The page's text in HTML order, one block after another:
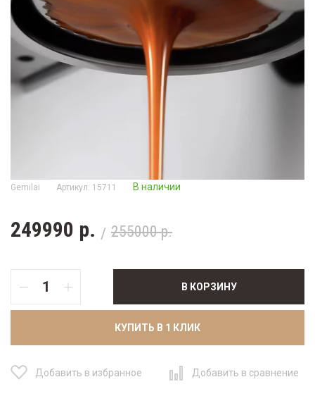
Gemilai Артикул: 15711 В наличии
249990 р. 255000 р.
В КОРЗИНУ
КУПИТЬ В 1 КЛИК
Добавить в избранное Добавить в сравнение